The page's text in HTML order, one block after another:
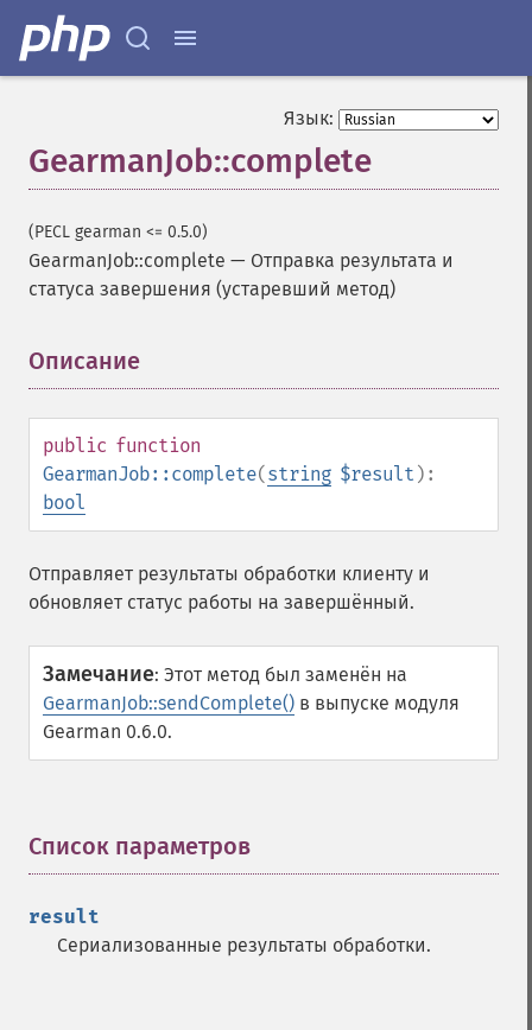
Язык:
GearmanJob::complete
(PECL gearman <= 0.5.0)
GearmanJob::complete — Отправка результата и
статуса завершения (устаревший метод)
Описание
public function
GearmanJob::complete(string $result ):
bool
Отправляет результаты обработки клиенту и
обновляет статус работы на завершённый.
Замечание: Этот метод был заменён на
GearmanJob::sendComplete() в выпуске модуля
Gearman 0.6.0.
Список параметров
result
Сериализованные результаты обработки.